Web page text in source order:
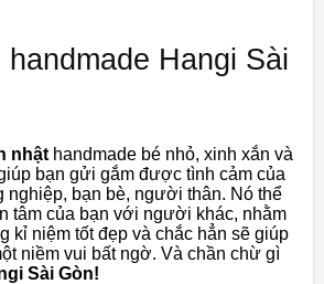
handmade Hangi Sài
nhật handmade bé nhỏ, xinh xắn và
bạn gửi gắm được tình cảm của
nghiệp, bạn bè, người thân. Nó thể
tâm của bạn với người khác, nhằm
kỉ niệm tốt đẹp và chắc hẳn sẽ giúp
niềm vui bất ngờ. Và chần chừ gì
Sài Gòn!